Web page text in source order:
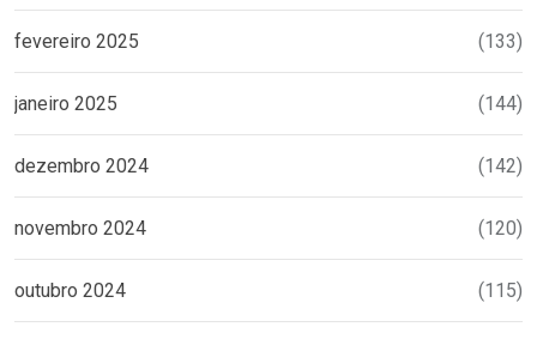
fevereiro 2025 (133)
janeiro 2025 (144)
dezembro 2024 (142)
novembro 2024 (120)
outubro 2024 (115)